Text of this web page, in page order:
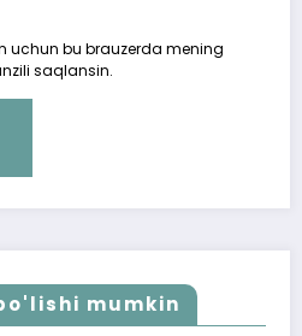
uchun bu brauzerda mening
saqlansin.
mumkin